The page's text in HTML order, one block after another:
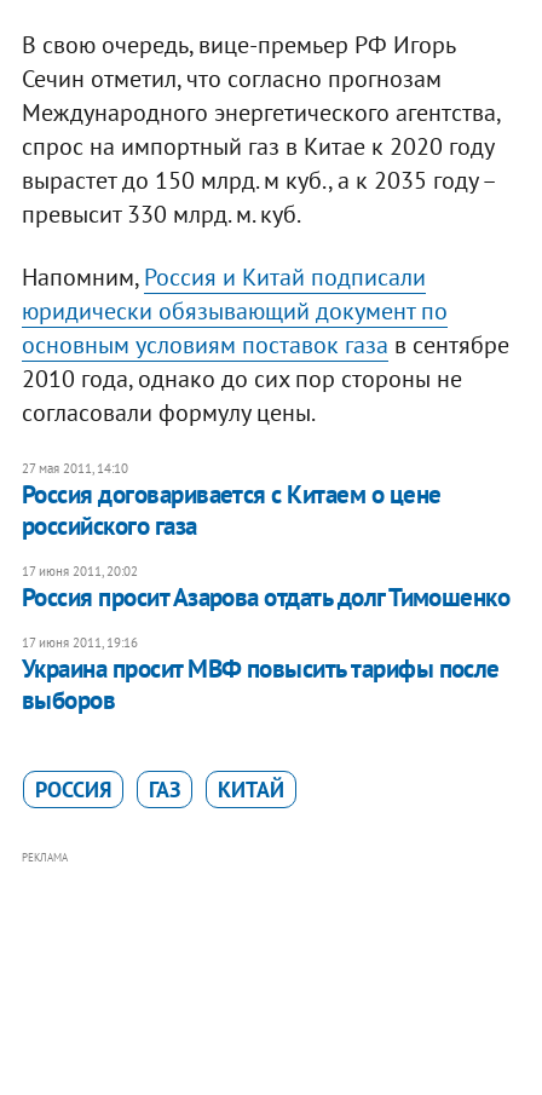
В свою очередь, вице-премьер РФ Игорь
Сечин отметил, что согласно прогнозам
Международного энергетического агентства,
спрос на импортный газ в Китае к 2020 году
вырастет до 150 млрд. м куб., а к 2035 году –
превысит 330 млрд. м. куб.
Напомним,Россия и Китай подписали
юридически обязывающий документ по
основным условиям поставок газа в сентябре
2010 года, однако до сих пор стороны не
согласовали формулу цены.
27 мая 2011, 14:10
Россия договаривается с Китаем о цене
российского газа
17 июня 2011, 20:02
Россия просит Азарова отдать долг Тимошенко
17 июня 2011, 19:16
Украина просит МВФ повысить тарифы после
выборов
РОССИЯ ГАЗ КИТАЙ
РЕКЛАМА